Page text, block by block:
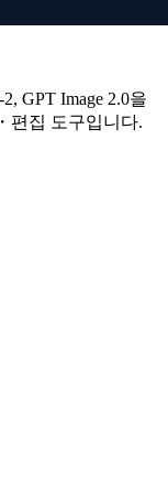
GPT Image 2.0을
편집 도구입니다.